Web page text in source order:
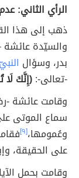
الرأي الثاني:
ذهب إلى هذا
والسيّدة عائشة
بدر، وسؤال النبيّ
-تعالى-:(إِنَّكَ
وقامت عائشة -
سماع الموتى
وعُمومها،[٩]
على الحقيقة،
وقامت بحمل